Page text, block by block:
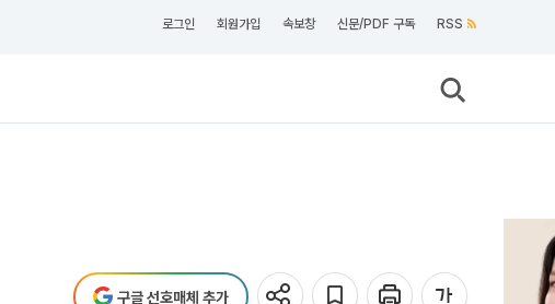
로그인 회원가입 속보창 신문/PDF 구독 RSS
구글 선호매체 추가